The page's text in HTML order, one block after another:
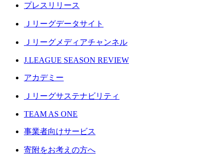
プレスリリース
Ｊリーグデータサイト
Ｊリーグメディアチャンネル
J.LEAGUE SEASON REVIEW
アカデミー
Ｊリーグサステナビリティ
TEAM AS ONE
事業者向けサービス
寄附をお考えの方へ